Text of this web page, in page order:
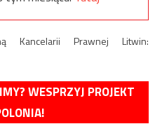
Kancelarii Prawnej Litwin:
WESPRZYJ PROJEKT